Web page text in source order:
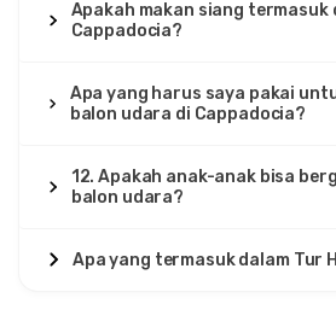
Apakah makan siang
Cappadocia?
Apa yang harus saya pakai
balon udara di Cappadocia?
12. Apakah anak-anak bisa
balon udara?
Apa yang termasuk dalam Tur